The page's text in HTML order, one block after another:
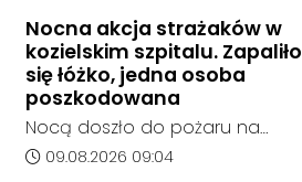
14:30 na drodze wojewódzkiej nr
408 pomiędzy Starym Koźlem a
Bierawą.
Nocna akcja strażaków w
kozielskim szpitalu. Zapaliło
się łóżko, jedna osoba
poszkodowana
Nocą doszło do pożaru na
jednym z oddziałów szpitala w
Data dodania artykułu:
09.08.2026 09:04